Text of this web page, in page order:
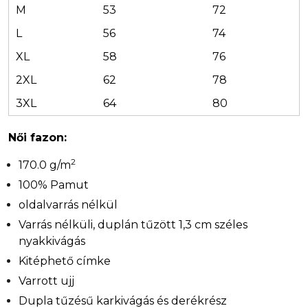
M
53
72
L
56
74
XL
58
76
2XL
62
78
3XL
64 80
Női fazon:
170.0 g/m2
100% Pamut
oldalvarrás nélkül
Varrás nélküli, duplán tűzött 1,3 cm széles
nyakkivágás
Kitéphető címke
Varrott ujj
Dupla tűzésű karkivágás és derékrész